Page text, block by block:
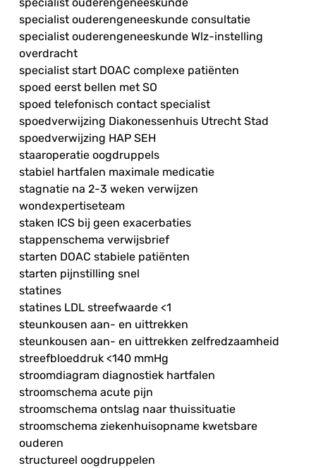
specialist ouderengeneeskunde consultatie
specialist ouderengeneeskunde Wlz-instelling
overdracht
specialist start DOAC complexe patiënten
spoed eerst bellen met SO
spoed telefonisch contact specialist
spoedverwijzing Diakonessenhuis Utrecht Stad
spoedverwijzing HAP SEH
staaroperatie oogdruppels
stabiel hartfalen maximale medicatie
stagnatie na 2-3 weken verwijzen
wondexpertiseteam
staken ICS bij geen exacerbaties
stappenschema verwijsbrief
starten DOAC stabiele patiënten
starten pijnstilling snel
statines
statines LDL streefwaarde <1
steunkousen aan- en uittrekken
steunkousen aan- en uittrekken zelfredzaamheid
streefbloeddruk <140 mmHg
stroomdiagram diagnostiek hartfalen
stroomschema acute pijn
stroomschema ontslag naar thuissituatie
stroomschema ziekenhuisopname kwetsbare
ouderen
structureel oogdruppelen